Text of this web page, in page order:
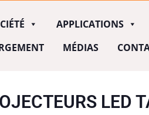
APPLICATIONS
MÉDIAS
LED